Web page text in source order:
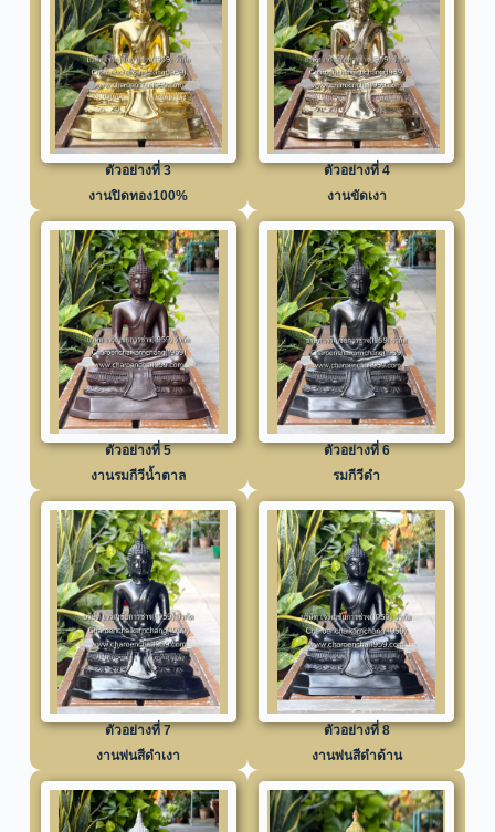
ตัวอย่างที่ 3
งานปิดทอง100%
ตัวอย่างที่ 4
งานขัดเงา
ตัวอย่างที่ 5
งานรมกีวีน้ำตาล
ตัวอย่างที่ 6
รมกีวีดำ
ตัวอย่างที่ 7
งานพ่นสีดำเงา
ตัวอย่างที่ 8
งานพ่นสีดำด้าน